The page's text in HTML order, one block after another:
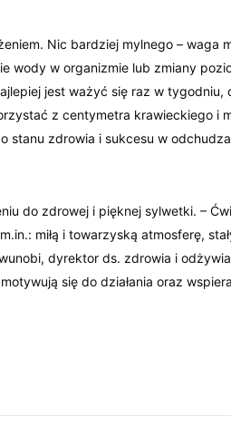
Nic bardziej mylnego – waga
wody w organizmie lub zmiany
jest ważyć się raz w tygodniu,
z centymetra krawieckiego i
stanu zdrowia i sukcesu w
do zdrowej i pięknej sylwetki. –
miłą i towarzyską atmosferę,
dyrektor ds. zdrowia i
się do działania oraz